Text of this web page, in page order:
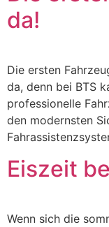
da!
Die ersten
da, denn bei BTS
professionelle
den modernsten
Eiszeit
Wenn sich die